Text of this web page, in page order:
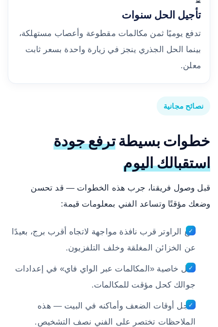
تأجيل الحل سنوات
تدفع يوميًا ثمن مكالمات مقطوعة وأعصاب مستهلكة،
بينما الحل الجذري ينجز في زيارة واحدة بسعر ثابت
معلن.
نصائح مجانية
خطوات بسيطةترفع جودة
استقبالك اليوم
قبل وصول فريقنا، جرب هذه الخطوات — قد تحسن
وضعك مؤقتًا وتساعد الفني بمعلومات قيمة:
ضع الراوتر قرب نافذة مواجهة لاتجاه أقرب برج، بعيدًا
عن الخزائن المغلقة وخلف التلفزيون.
فعّل خاصية «المكالمات عبر الواي فاي» في إعدادات
جوالك كحل مؤقت للمكالمات.
سجل أوقات الضعف وأماكنه في البيت — هذه
الملاحظات تختصر على الفني نصف التشخيص.